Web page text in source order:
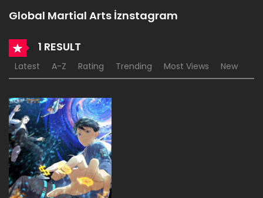
Global Martial Arts İznstagram
1 RESULT
Latest A-Z Rating Trending Most Views New